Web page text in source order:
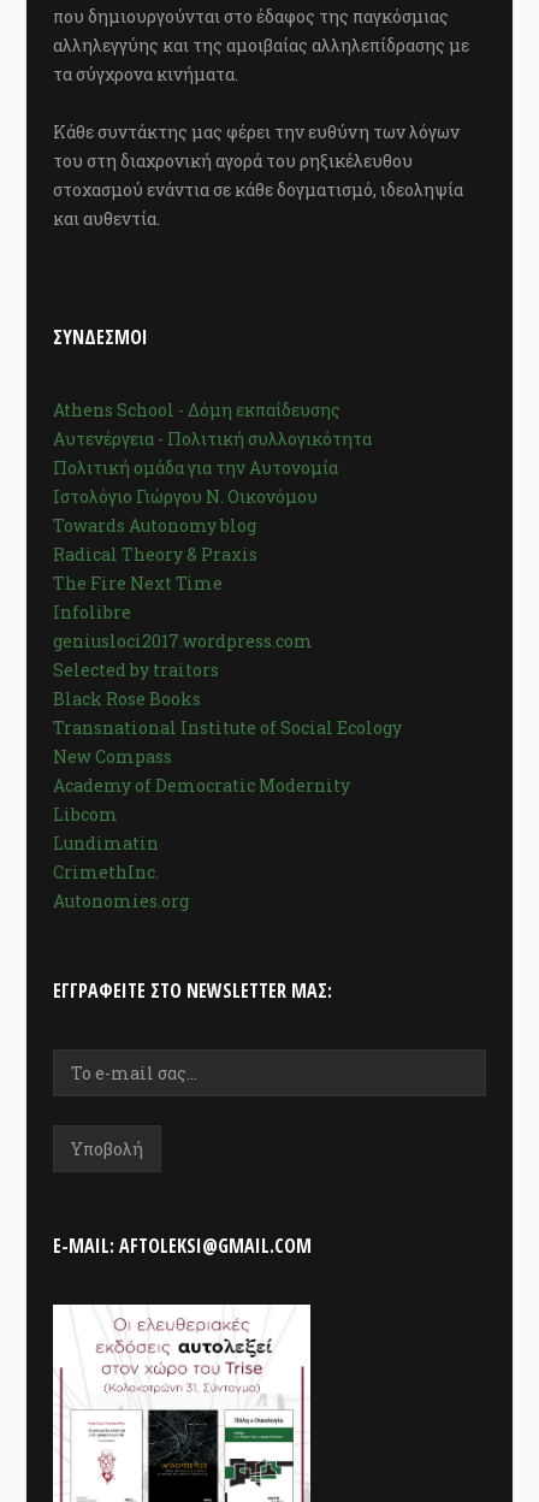
που δημιουργούνται στο έδαφος της παγκόσμιας
αλληλεγγύης και της αμοιβαίας αλληλεπίδρασης με
τα σύγχρονα κινήματα.
Κάθε συντάκτης μας φέρει την ευθύνη των λόγων
του στη διαχρονική αγορά του ρηξικέλευθου
στοχασμού ενάντια σε κάθε δογματισμό, ιδεοληψία
και αυθεντία.
ΣΥΝΔΕΣΜΟΙ
Athens School - Δόμη εκπαίδευσης
Αυτενέργεια - Πολιτική συλλογικότητα
Πολιτική ομάδα για την Αυτονομία
Ιστολόγιο Γιώργου Ν. Οικονόμου
Towards Autonomy blog
Radical Theory & Praxis
The Fire Next Time
Infolibre
geniusloci2017.wordpress.com
Selected by traitors
Black Rose Books
Transnational Institute of Social Ecology
New Compass
Academy of Democratic Modernity
Libcom
Lundimatin
CrimethInc.
Autonomies.org
ΕΓΓΡΑΦΕΊΤΕ ΣΤΟ NEWSLETTER ΜΑΣ:
E-MAIL: AFTOLEKSI@GMAIL.COM